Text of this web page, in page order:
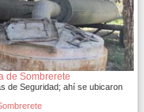
de Sombrerete
de Seguridad; ahí se ubicaron